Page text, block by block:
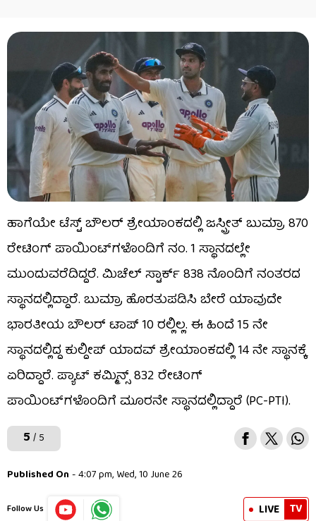
ಹಾಗೆಯೇ ಟೆಸ್ಟ್ ಬೌಲರ್ ಶ್ರೇಯಾಂಕದಲ್ಲಿ ಜಸ್ಪ್ರೀತ್ ಬುಮ್ರಾ 870
ರೇಟಿಂಗ್ ಪಾಯಿಂಟ್‌ಗಳೊಂದಿಗೆ ನಂ. 1 ಸ್ಥಾನದಲ್ಲೇ
ಮುಂದುವರೆದಿದ್ದರೆ. ಮಿಚೆಲ್ ಸ್ಟಾರ್ಕ್ 838 ನೊಂದಿಗೆ ನಂತರದ
ಸ್ಥಾನದಲ್ಲಿದ್ದಾರೆ. ಬುಮ್ರಾ ಹೊರತುಪಡಿಸಿ ಬೇರೆ ಯಾವುದೇ
ಭಾರತೀಯ ಬೌಲರ್ ಟಾಪ್ 10 ರಲ್ಲಿಲ್ಲ. ಈ ಹಿಂದೆ 15 ನೇ
ಸ್ಥಾನದಲ್ಲಿದ್ದ ಕುಲ್ದೀಪ್ ಯಾದವ್ ಶ್ರೇಯಾಂಕದಲ್ಲಿ 14 ನೇ ಸ್ಥಾನಕ್ಕೆ
ಏರಿದ್ದಾರೆ. ಪ್ಯಾಟ್ ಕಮ್ಮಿನ್ಸ್ 832 ರೇಟಿಂಗ್
ಪಾಯಿಂಟ್‌ಗಳೊಂದಿಗೆ ಮೂರನೇ ಸ್ಥಾನದಲ್ಲಿದ್ದಾರೆ (PC-PTI).
5 / 5
Published On - 4:07 pm, Wed, 10 June 26
Follow Us LIVE TV